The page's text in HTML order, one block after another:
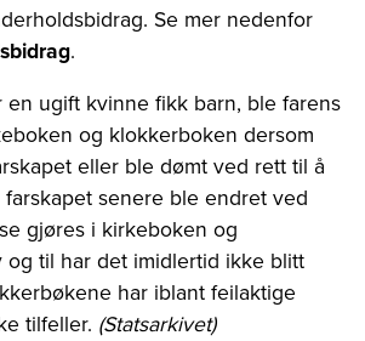
Se mer nedenfor
.
en ugift kvinne fikk barn, ble farens
og klokkerboken dersom
eller ble dømt ved rett til å
senere ble endret ved
gjøres i kirkeboken og
og til har det imidlertid ikke blitt
har iblant feilaktige
tilfeller. (Statsarkivet)